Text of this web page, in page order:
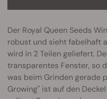
Der Royal Queen Seeds
robust und sieht fabelhaft
wird in 2 Teilen geliefert.
transparentes Fenster, so
was beim Grinden gerade
Growing" ist auf den